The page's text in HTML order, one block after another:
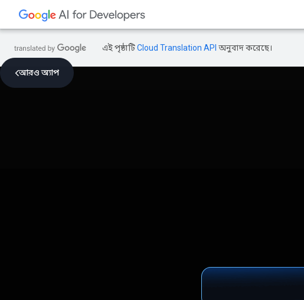
এই পৃষ্ঠাটিCloud Translation API অনুবাদ করেছে।
আরও অ্যাপ